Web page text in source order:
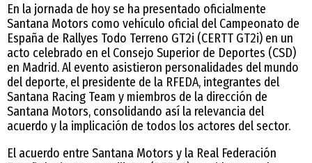
En la jornada de hoy se ha presentado oficialmente
Santana Motors como vehículo oficial del Campeonato de
España de Rallyes Todo Terreno GT2i (CERTT GT2i) en un
acto celebrado en el Consejo Superior de Deportes (CSD)
en Madrid. Al evento asistieron personalidades del mundo
del deporte, el presidente de la RFEDA, integrantes del
Santana Racing Team y miembros de la dirección de
Santana Motors, consolidando así la relevancia del
acuerdo y la implicación de todos los actores del sector.
El acuerdo entre Santana Motors y la Real Federación